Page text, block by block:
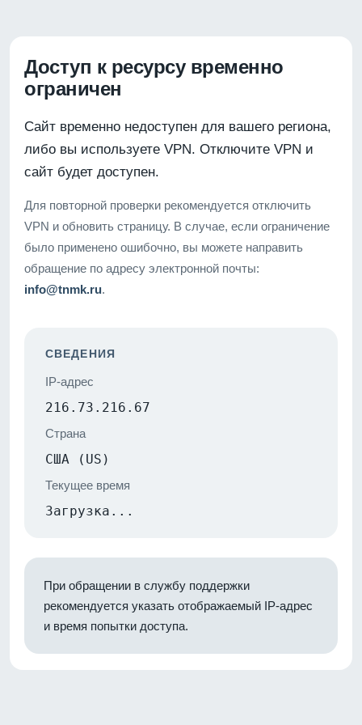
Доступ к ресурсу временно
ограничен
Сайт временно недоступен для вашего региона,
либо вы используете VPN. Отключите VPN и
сайт будет доступен.
Для повторной проверки рекомендуется отключить
VPN и обновить страницу. В случае, если ограничение
было применено ошибочно, вы можете направить
обращение по адресу электронной почты:
info@tnmk.ru.
СВЕДЕНИЯ
IP-адрес
216.73.216.67
Страна
США (US)
Текущее время
Загрузка...
При обращении в службу поддержки
рекомендуется указать отображаемый IP-адрес
и время попытки доступа.